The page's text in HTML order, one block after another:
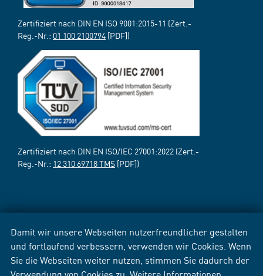
Damit wir unsere Webseiten nutzerfreundlicher gestalten
und fortlaufend verbessern, verwenden wir Cookies. Wenn
Sie die Webseiten weiter nutzen, stimmen Sie dadurch der
Zertifiziert nach DIN EN ISO 9001:2015-11 (Zert.-
Reg.-Nr.: 01 100 2100794 [PDF])
Zertifiziert nach DIN EN ISO/IEC 27001:2022 (Zert.-
Reg.-Nr.: 12 310 69718 TMS [PDF])